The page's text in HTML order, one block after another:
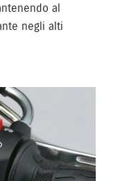
al
negli alti